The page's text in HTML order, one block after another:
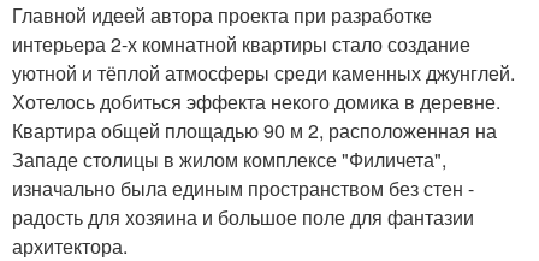
Главной идеей автора проекта при разработке
интерьера 2-х комнатной квартиры стало создание
уютной и тёплой атмосферы среди каменных джунглей.
Хотелось добиться эффекта некого домика в деревне.
Квартира общей площадью 90 м 2, расположенная на
Западе столицы в жилом комплексе "Филичета",
изначально была единым пространством без стен -
радость для хозяина и большое поле для фантазии
архитектора.